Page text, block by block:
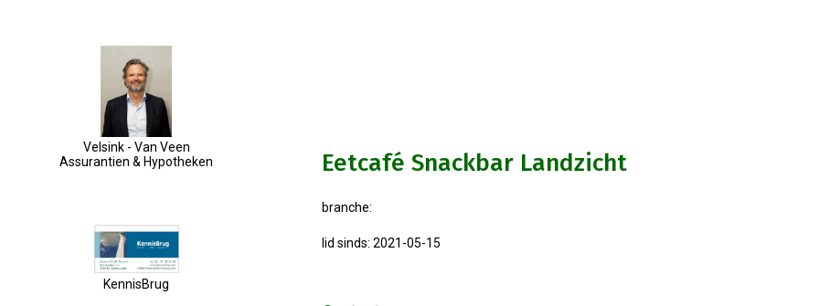
Eetcafé Snackbar Landzicht
branche:
lid sinds: 2021-05-15
Velsink - Van Veen
Assurantien & Hypotheken
KennisBrug